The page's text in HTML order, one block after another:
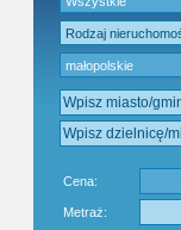
Cena:
Metraż: